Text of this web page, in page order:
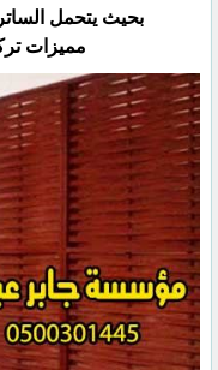
بحيث يتحمل
مميزات